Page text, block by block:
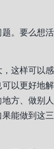
。要么想活
这样可以感
以更好地解
方、做别人
能做到这三